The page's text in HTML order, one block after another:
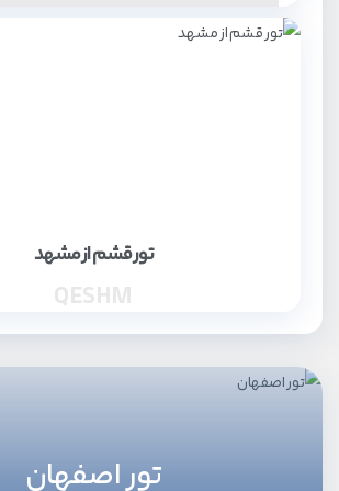
تور قشم از مشهد
تور اصفهان